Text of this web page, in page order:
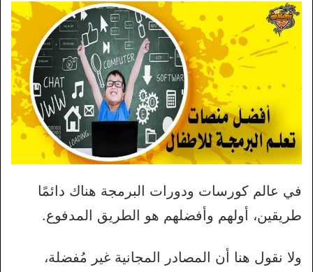
في عالم كورسات ودورات البرمجة هناك دائمًا
طريقين، أولهم وأفضلهم هو الطريق المدفوع.
ولا نقول هنا أن المصادر المجانية غير مُفضلة،